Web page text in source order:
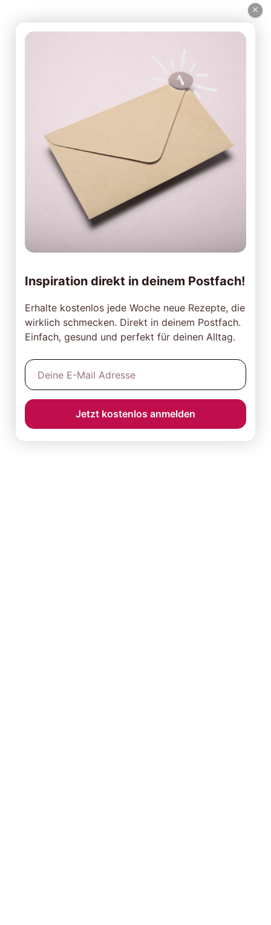
×
Inspiration direkt in deinem Postfach!
Erhalte kostenlos jede Woche neue Rezepte, die
wirklich schmecken. Direkt in deinem Postfach.
Einfach, gesund und perfekt für deinen Alltag.
Jetzt kostenlos anmelden